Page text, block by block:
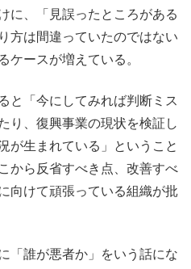
に、「見誤ったところがある
方は間違っていたのではない
ケースが増えている。
と「今にしてみれば判断ミス
り、復興事業の現状を検証し
が生まれている」ということ
から反省すべき点、改善すべ
向けて頑張っている組織が批
「誰が悪者か」をいう話にな